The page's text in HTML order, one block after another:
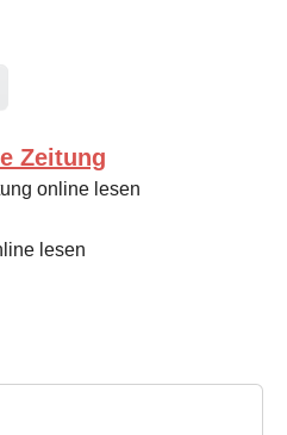
Zeitung
online lesen
lesen